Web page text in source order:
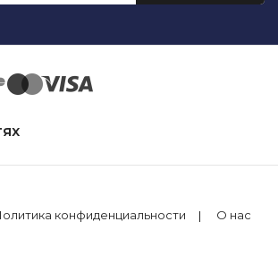
конфиденциальности О нас